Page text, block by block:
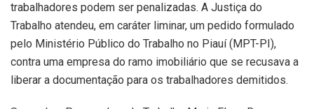
trabalhadores podem ser penalizadas. A Justiça do
Trabalho atendeu, em caráter liminar, um pedido formulado
pelo Ministério Público do Trabalho no Piauí (MPT-PI),
contra uma empresa do ramo imobiliário que se recusava a
liberar a documentação para os trabalhadores demitidos.